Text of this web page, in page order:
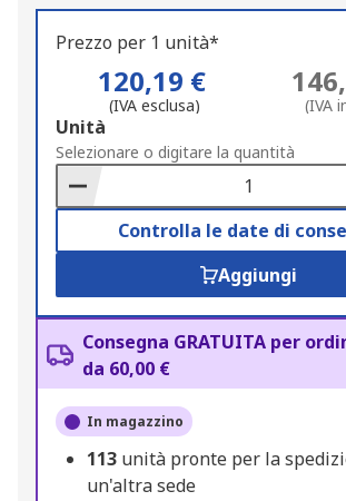
Prezzo per 1 unità*
120,19 €
(IVA esclusa) (IVA
Add
to
Basket
Unità
Selezionare o digitare la quantità
Controlla le date di
Aggiungi
Consegna GRATUITA per
da 60,00 €
In magazzino
113 unità pronte per la
un'altra sede